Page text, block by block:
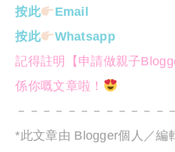
按此
Email
按此
Whatsapp
記得註明【申請做親子
係你嘅文章啦！
－－－－－－－－－－－－
*此文章由 Blogger個人／編